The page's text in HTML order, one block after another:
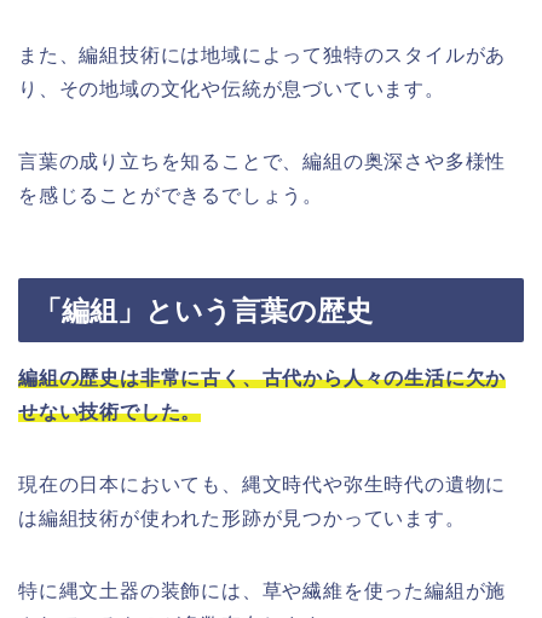
また、編組技術には地域によって独特のスタイルがあ
り、その地域の文化や伝統が息づいています。
言葉の成り立ちを知ることで、編組の奥深さや多様性
を感じることができるでしょう。
「編組」という言葉の歴史
編組の歴史は非常に古く、古代から人々の生活に欠か
せない技術でした。
現在の日本においても、縄文時代や弥生時代の遺物に
は編組技術が使われた形跡が見つかっています。
特に縄文土器の装飾には、草や繊維を使った編組が施